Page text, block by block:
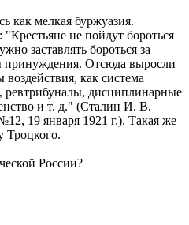
как мелкая буржуазия.
не пойдут бороться
заставлять бороться за
принуждения. Отсюда выросли
как система
ревтрибуналы, дисциплинарные
и т. д." (Сталин И. В.
19 января 1921 г.). Такая же
Троцкого.
России?